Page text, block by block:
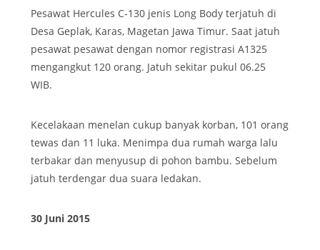
Pesawat Hercules C-130 jenis Long Body terjatuh di
Desa Geplak, Karas, Magetan Jawa Timur. Saat jatuh
pesawat pesawat dengan nomor registrasi A1325
mengangkut 120 orang. Jatuh sekitar pukul 06.25
WIB.
Kecelakaan menelan cukup banyak korban, 101 orang
tewas dan 11 luka. Menimpa dua rumah warga lalu
terbakar dan menyusup di pohon bambu. Sebelum
jatuh terdengar dua suara ledakan.
30 Juni 2015